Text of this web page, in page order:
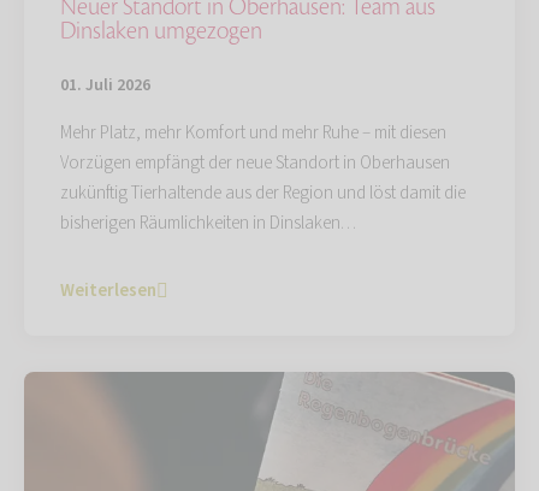
Neuer Standort in Oberhausen: Team aus
Dinslaken umgezogen
01. Juli 2026
Mehr Platz, mehr Komfort und mehr Ruhe – mit diesen
Vorzügen empfängt der neue Standort in Oberhausen
zukünftig Tierhaltende aus der Region und löst damit die
bisherigen Räumlichkeiten in Dinslaken…
Weiterlesen